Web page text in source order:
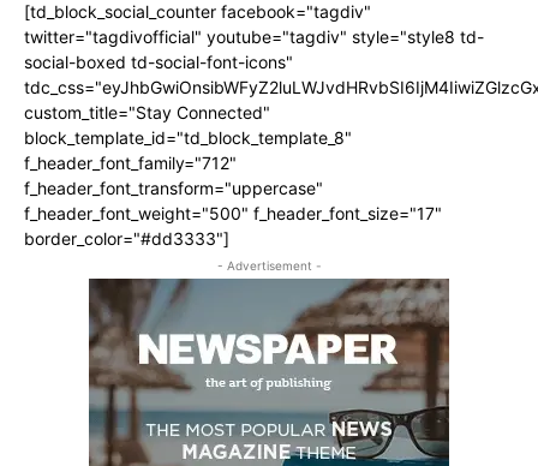
[td_block_social_counter facebook="tagdiv"
twitter="tagdivofficial" youtube="tagdiv" style="style8 td-
social-boxed td-social-font-icons"
custom_title="Stay Connected"
block_template_id="td_block_template_8"
f_header_font_family="712"
f_header_font_transform="uppercase"
f_header_font_weight="500" f_header_font_size="17"
border_color="#dd3333"]
- Advertisement -